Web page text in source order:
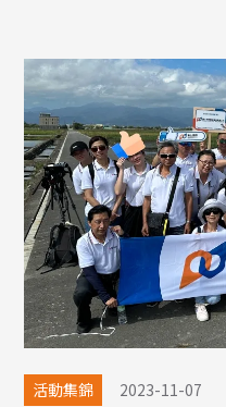
活動集錦 2023-11-07